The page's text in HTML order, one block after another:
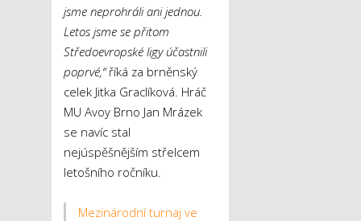
jsme neprohráli ani jednou.
Letos jsme se přitom
Středoevropské ligy účastnili
poprvé,“říká za brněnský
celek Jitka Graclíková. Hráč
MU Avoy Brno Jan Mrázek
se navíc stal
nejúspěšnějším střelcem
letošního ročníku.
Mezinárodní turnaj ve